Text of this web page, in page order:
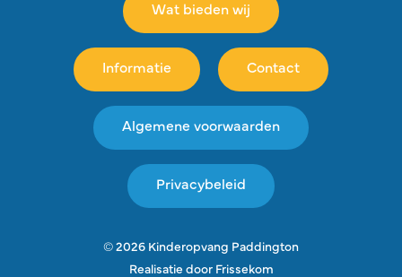
Wat bieden wij
Informatie Contact
Algemene voorwaarden
Privacybeleid
© 2026 Kinderopvang Paddington
Realisatie door Frissekom